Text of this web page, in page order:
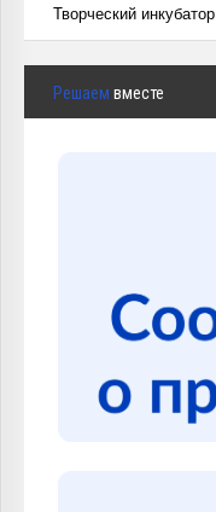
Творческий инкубатор
Решаем вместе